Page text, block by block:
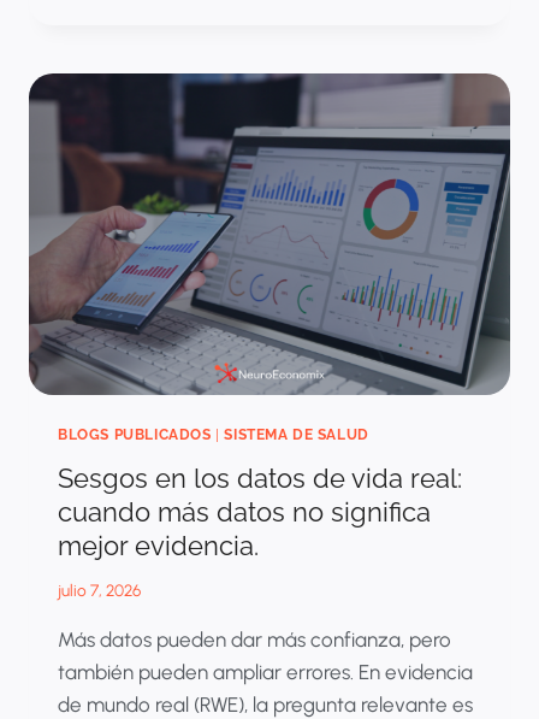
DE
INVERSIÓN
EXTRANJERA
EN
SALUD
EN
COLOMBIA
BLOGS PUBLICADOS |SISTEMA DE SALUD
Sesgos en los datos de vida real:
cuando más datos no significa
mejor evidencia.
julio 7, 2026
Más datos pueden dar más confianza, pero
también pueden ampliar errores. En evidencia
de mundo real (RWE), la pregunta relevante es